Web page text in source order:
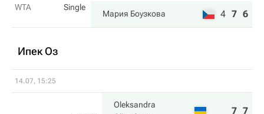
WTA
Single
Мария Боузкова 4 7 6
Ипек Оз
14.07, 15:25
Oleksandra
7 7